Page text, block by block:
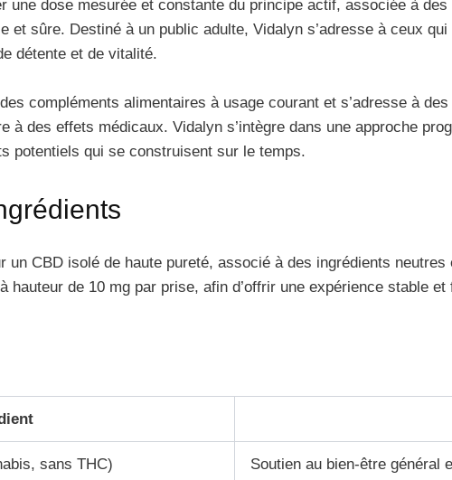
une dose mesurée et constante du principe actif, associée à
et sûre. Destiné à un public adulte, Vidalyn s’adresse à ceux
détente et de vitalité.
compléments alimentaires à usage courant et s’adresse à
à des effets médicaux. Vidalyn s’intègre dans une approche
potentiels qui se construisent sur le temps.
un CBD isolé de haute pureté, associé à des ingrédients
hauteur de 10 mg par prise, afin d’offrir une expérience stable
sans THC) Soutien au bien-être général